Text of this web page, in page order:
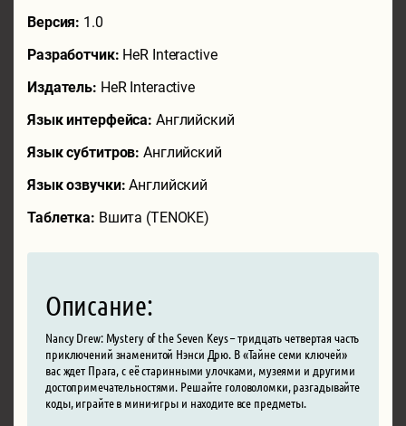
Версия: 1.0
Разработчик: HeR Interactive
Издатель: HeR Interactive
Язык интерфейса: Английский
Язык субтитров:Английский
Язык озвучки:Английский
Таблетка: Вшита (TENOKE)
Описание:
Nancy Drew: Mystery of the Seven Keys – тридцать четвертая часть
приключений знаменитой Нэнси Дрю. В «Тайне семи ключей»
вас ждет Прага, с её старинными улочками, музеями и другими
достопримечательностями. Решайте головоломки, разгадывайте
коды, играйте в мини-игры и находите все предметы.